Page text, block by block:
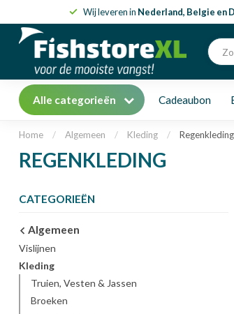
Wij leveren in Nederland, Belgie en
Alle categorieën Cadeaubon
Home / Algemeen / Kleding / Regenkleding
REGENKLEDING
CATEGORIEËN
Algemeen
Vislijnen
Kleding
Truien, Vesten & Jassen
Broeken